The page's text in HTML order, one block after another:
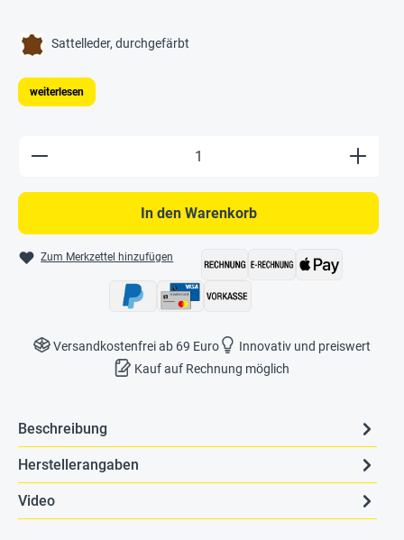
Sattelleder, durchgefärbt
weiterlesen
Produkt Anzahl: Gib den gewünschten
In den Warenkorb
Zum Merkzettel hinzufügen
Versandkostenfrei ab 69 Euro
Innovativ und preiswert
Kauf auf Rechnung möglich
Beschreibung
Herstellerangaben
Video